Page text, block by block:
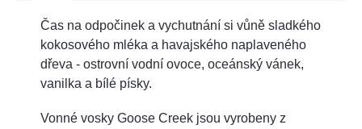
Čas na odpočinek a vychutnání si vůně sladkého
kokosového mléka a havajského naplaveného
dřeva - ostrovní vodní ovoce, oceánský vánek,
vanilka a bílé písky.
Vonné vosky Goose Creek jsou vyrobeny z